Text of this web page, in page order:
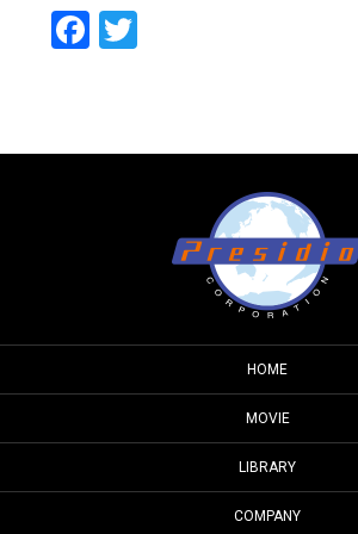
Facebook
Twitter
HOME
MOVIE
LIBRARY
COMPANY